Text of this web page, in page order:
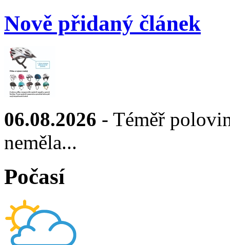
Nově přidaný článek
06.08.2026 - Téměř
neměla...
Počasí